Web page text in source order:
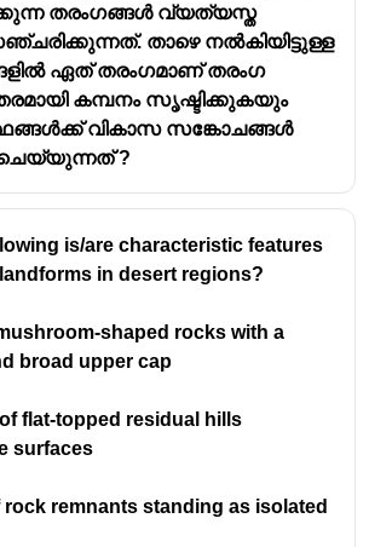
തരംഗങ്ങൾ വ്യത്യസ്ത
താഴെ നൽകിയിട്ടുള്ള
ഏത് തരംഗമാണ് തരംഗ
കമ്പനം സൃഷ്ടിക്കുകയും
വികാസ സങ്കോചങ്ങൾ
?
is/are characteristic features
in desert regions?
shaped rocks with a
broad upper cap
flat-topped residual hills
surfaces
rock remnants standing as isolated